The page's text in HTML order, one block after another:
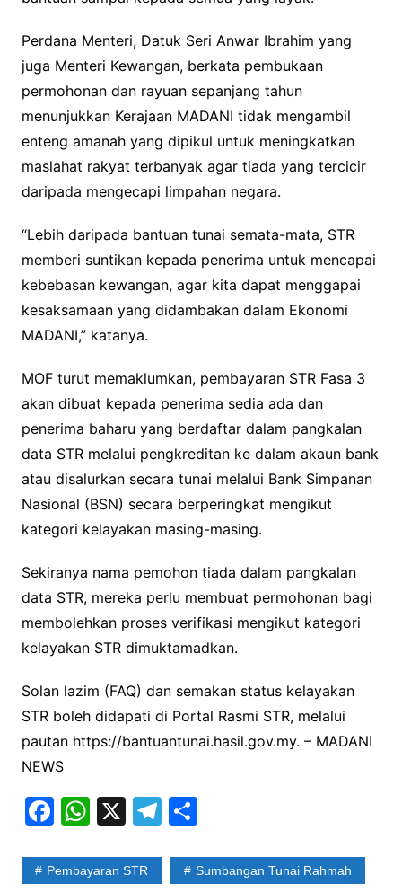
Perdana Menteri, Datuk Seri Anwar Ibrahim yang
juga Menteri Kewangan, berkata pembukaan
permohonan dan rayuan sepanjang tahun
menunjukkan Kerajaan MADANI tidak mengambil
enteng amanah yang dipikul untuk meningkatkan
maslahat rakyat terbanyak agar tiada yang tercicir
daripada mengecapi limpahan negara.
“Lebih daripada bantuan tunai semata-mata, STR
memberi suntikan kepada penerima untuk mencapai
kebebasan kewangan, agar kita dapat menggapai
kesaksamaan yang didambakan dalam Ekonomi
MADANI,” katanya.
MOF turut memaklumkan, pembayaran STR Fasa 3
akan dibuat kepada penerima sedia ada dan
penerima baharu yang berdaftar dalam pangkalan
data STR melalui pengkreditan ke dalam akaun bank
atau disalurkan secara tunai melalui Bank Simpanan
Nasional (BSN) secara berperingkat mengikut
kategori kelayakan masing-masing.
Sekiranya nama pemohon tiada dalam pangkalan
data STR, mereka perlu membuat permohonan bagi
membolehkan proses verifikasi mengikut kategori
kelayakan STR dimuktamadkan.
Solan lazim (FAQ) dan semakan status kelayakan
STR boleh didapati di Portal Rasmi STR, melalui
pautan https://bantuantunai.hasil.gov.my. – MADANI
NEWS
F
c
W
at
X T
e
S
ar
Pembayaran STR Sumbangan Tunai Rahmah